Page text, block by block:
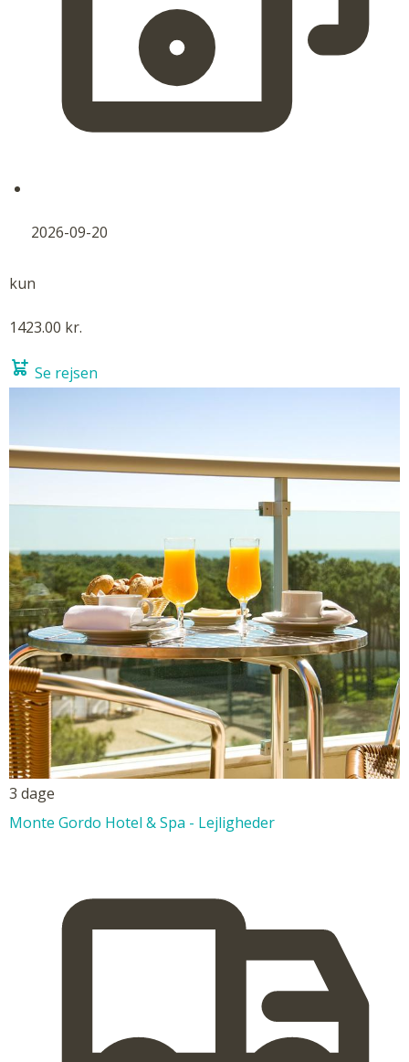
2026-09-20
kun
1423.00 kr.
Se rejsen
3 dage
Monte Gordo Hotel & Spa - Lejligheder